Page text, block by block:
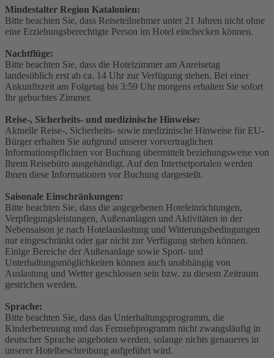
Mindestalter Region Katalonien:
Bitte beachten Sie, dass Reiseteilnehmer unter 21 Jahren nicht ohne
eine Erziehungsberechtigte Person im Hotel einchecken können.
Nachtflüge:
Bitte beachten Sie, dass die Hotelzimmer am Anreisetag
landesüblich erst ab ca. 14 Uhr zur Verfügung stehen. Bei einer
Ankunftszeit am Folgetag bis 3:59 Uhr morgens erhalten Sie sofort
Ihr gebuchtes Zimmer.
Reise-, Sicherheits- und medizinische Hinweise:
Aktuelle Reise-, Sicherheits- sowie medizinische Hinweise für EU-
Bürger erhalten Sie aufgrund unserer vorvertraglichen
Informationspflichten vor Buchung übermittelt beziehungsweise von
Ihrem Reisebüro ausgehändigt. Auf den Internetportalen werden
Ihnen diese Informationen vor Buchung dargestellt.
Saisonale Einschränkungen:
Bitte beachten Sie, dass die angegebenen Hoteleinrichtungen,
Verpflegungsleistungen, Außenanlagen und Aktivitäten in der
Nebensaison je nach Hotelauslastung und Witterungsbedingungen
nur eingeschränkt oder gar nicht zur Verfügung stehen können.
Einige Bereiche der Außenanlage sowie Sport- und
Unterhaltungsmöglichkeiten können auch unabhängig von
Auslastung und Wetter geschlossen sein bzw. zu diesem Zeitraum
gestrichen werden.
Sprache:
Bitte beachten Sie, dass das Unterhaltungsprogramm, die
Kinderbetreuung und das Fernsehprogramm nicht zwangsläufig in
deutscher Sprache angeboten werden, solange nichts genaueres in
unserer Hotelbeschreibung aufgeführt wird.